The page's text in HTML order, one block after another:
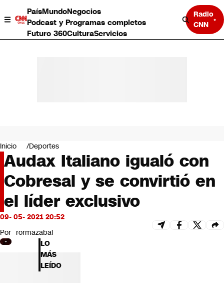
PaísMundoNegocios
Podcast y Programas completos
Futuro 360CulturaServicios
Radio
CNN
Negocios
Deportes
Programas completos
Cultura
Servicios
Bits
CNN tiempo
Futuro 360
Opinión
Inicio Deportes
Audax Italiano igualó con
Cobresal y se convirtió en
el líder exclusivo
09- 05- 2021 20:52
Por rormazabal
LO
MÁS
LEÍDO